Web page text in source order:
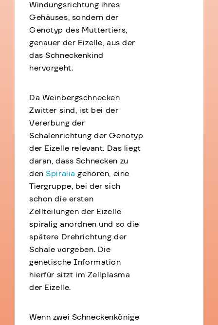
Windungsrichtung ihres
Gehäuses, sondern der
Genotyp des Muttertiers,
genauer der Eizelle, aus der
das Schneckenkind
hervorgeht.
Da Weinbergschnecken
Zwitter sind, ist bei der
Vererbung der
Schalenrichtung der Genotyp
der Eizelle relevant. Das liegt
daran, dass Schnecken zu
denSpiralia gehören, eine
Tiergruppe, bei der sich
schon die ersten
Zellteilungen der Eizelle
spiralig anordnen und so die
spätere Drehrichtung der
Schale vorgeben. Die
genetische Information
hierfür sitzt im Zellplasma
der Eizelle.
Wenn zwei Schneckenkönige